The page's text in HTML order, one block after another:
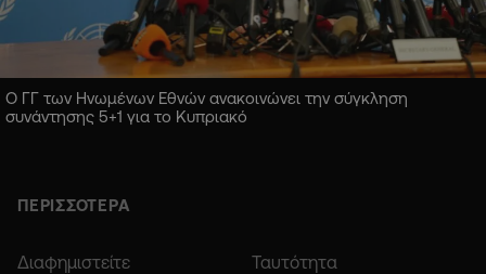
Ο ΓΓ των Ηνωμένων Εθνών ανακοινώνει την σύγκληση
συνάντησης 5+1 για το Κυπριακό
ΠΕΡΙΣΣΟΤΕΡΑ
Διαφημιστείτε Ταυτότητα